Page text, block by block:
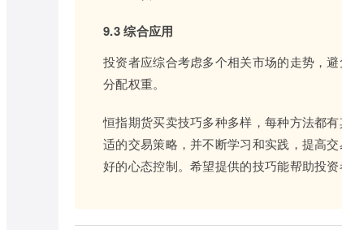
9.3 综合应用
投资者应综合考虑多个相关市场的走势，
分配权重。
恒指期货买卖技巧多种多样，每种方法都
适的交易策略，并不断学习和实践，提高
好的心态控制。希望提供的技巧能帮助投